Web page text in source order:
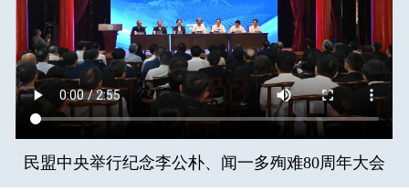
民盟中央举行纪念李公朴、闻一多殉难80周年大会